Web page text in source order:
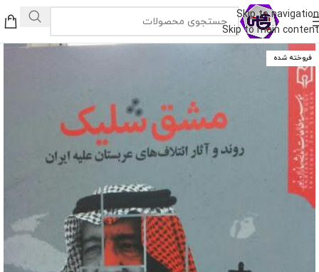
Skip to navigation
Skip to main content
فروخته شده